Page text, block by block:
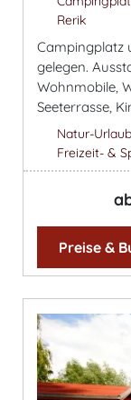
Rerik
Campingplatz
gelegen.
Wohnmobile,
Seeterrasse,
Natur-Urlaub
Freizeit- &
Preise &